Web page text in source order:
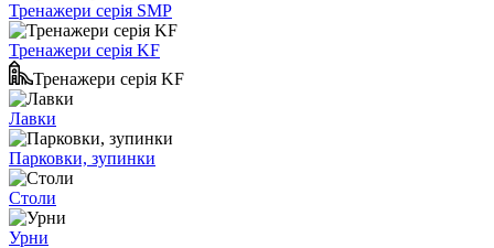
Тренажери серія SMP
Тренажери серія KF
Тренажери серія KF
Лавки
Парковки, зупинки
Столи
Урни